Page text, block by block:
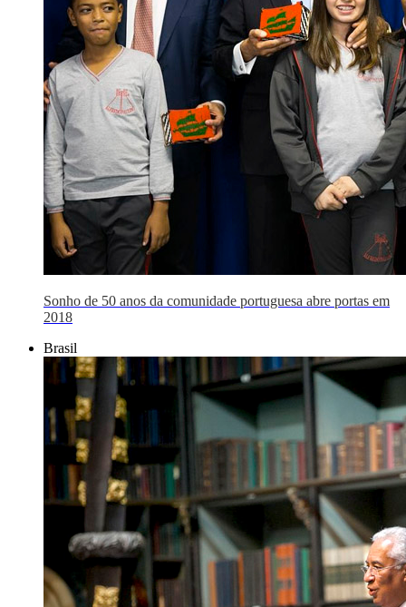
Sonho de 50 anos da comunidade portuguesa abre portas em
2018
Brasil